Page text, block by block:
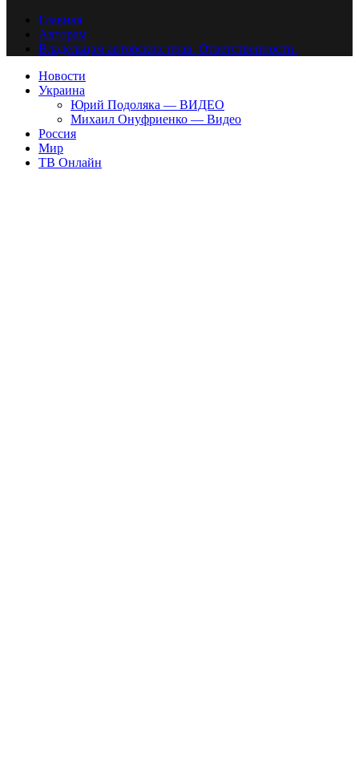
Главная
Авторам
Владельцам авторских прав. Ответственности.
Новости
Украина
Юрий Подоляка — ВИДЕО
Михаил Онуфриенко — Видео
Россия
Мир
ТВ Онлайн